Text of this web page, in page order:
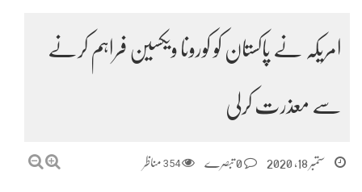
امریکہ نے پاکستان کو کورونا ویکسین فراہم کرنے
سے معذرت کرلی
ستمبر 18, 2020 354 مناظر